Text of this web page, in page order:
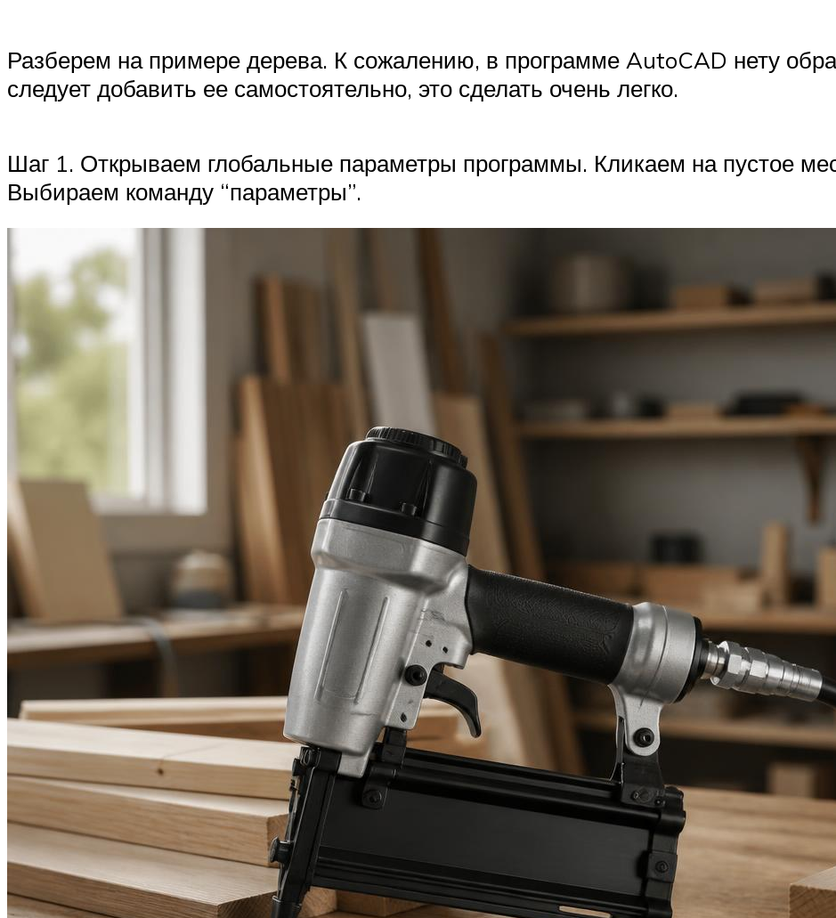
Разберем на примере дерева. К сожалению, в программе AutoCAD нету
следует добавить ее самостоятельно, это сделать очень легко.
Шаг 1. Открываем глобальные параметры программы. Кликаем на пустое
Выбираем команду “параметры”.